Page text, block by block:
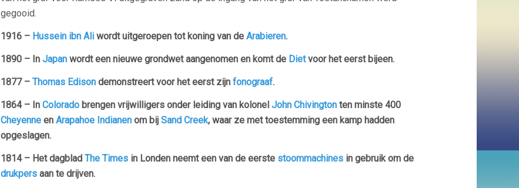
gegooid.
1916 – Hussein ibn Ali wordt uitgeroepen tot koning van de Arabieren.
1890 – In Japan wordt een nieuwe grondwet aangenomen en komt de Dietvoor het eerst bijeen.
1877 – Thomas Edison demonstreert voor het eerst zijn fonograaf.
1864 – In Colorado brengen vrijwilligers onder leiding van kolonel John Chivington ten minste 400
Cheyenne en Arapahoe Indianen om bij Sand Creek, waar ze met toestemming een kamp hadden
opgeslagen.
1814 – Het dagblad The Times in Londen neemt een van de eerste stoommachines in gebruik om de
drukpers aan te drijven.